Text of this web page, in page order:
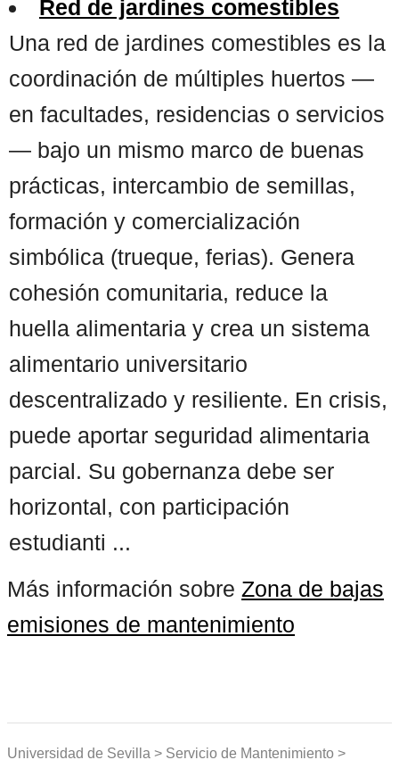
Red de jardines comestibles
Una red de jardines comestibles es la
coordinación de múltiples huertos —
en facultades, residencias o servicios
— bajo un mismo marco de buenas
prácticas, intercambio de semillas,
formación y comercialización
simbólica (trueque, ferias). Genera
cohesión comunitaria, reduce la
huella alimentaria y crea un sistema
alimentario universitario
descentralizado y resiliente. En crisis,
puede aportar seguridad alimentaria
parcial. Su gobernanza debe ser
horizontal, con participación
estudianti ...
Más información sobre Zona de bajas
emisiones de mantenimiento
Universidad de Sevilla > Servicio de Mantenimiento >